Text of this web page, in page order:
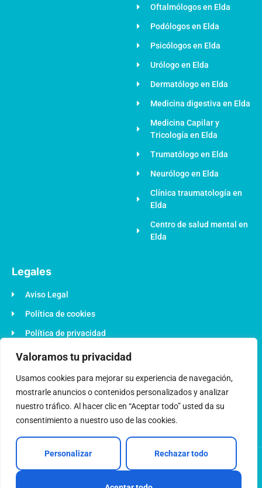
Valoramos tu privacidad
Usamos cookies para mejorar su experiencia de navegación,
mostrarle anuncios o contenidos personalizados y analizar
nuestro tráfico. Al hacer clic en “Aceptar todo” usted da su
consentimiento a nuestro uso de las cookies.
Personalizar Rechazar todo
Oftalmólogos en Elda
Podólogos en Elda
Psicólogos en Elda
Urólogo en Elda
Dermatólogo en Elda
Medicina digestiva en Elda
Medicina Capilar y
Tricología en Elda
Trumatólogo en Elda
Neurólogo en Elda
Clínica traumatología en
Elda
Centro de salud mental en
Elda
Legales
Aviso Legal
Política de cookies
Política de privacidad
Política de accesibilidad
© 2022 Todos los derechos reservados - Desarrollado por
OptimizaClick